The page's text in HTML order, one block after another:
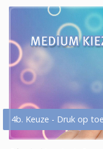
4b. Keuze - Druk op